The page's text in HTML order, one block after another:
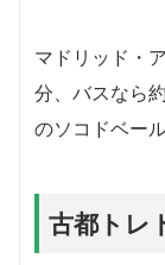
マドリッド・
分、バスなら
のソコドベー
古都トレ